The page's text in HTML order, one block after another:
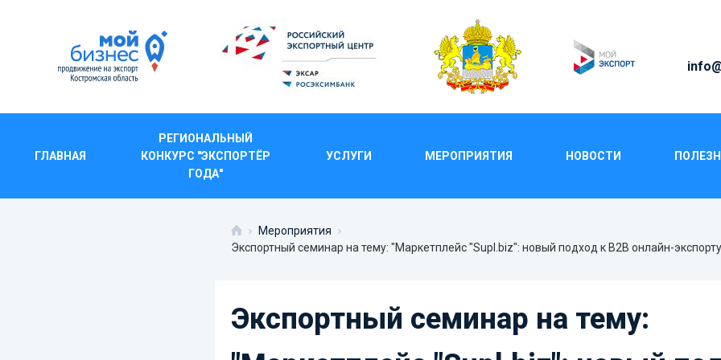
ГЛАВНАЯ
РЕГИОНАЛЬНЫЙ
КОНКУРС "ЭКСПОРТЁР
ГОДА"
УСЛУГИ МЕРОПРИЯТИЯ НОВОСТИ
ЭКСПОРТНЫЙ СЕМИНАР НА ТЕМУ:
Мероприятия
Экспортный семинар на тему: "Маркетплейс "Supl.biz": новый подход к В2В онлайн-
Экспортный семинар на тему: